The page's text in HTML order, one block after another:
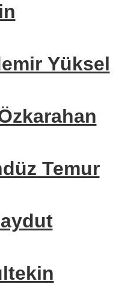
Yüksel
Temur